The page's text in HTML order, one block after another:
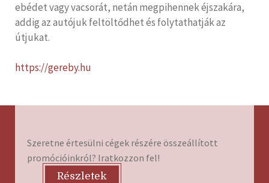
ebédet vagy vacsorát, netán megpihennek éjszakára,
addig az autójuk feltöltődhet és folytathatják az
útjukat.
https://gereby.hu
Szeretne értesülni cégek részére összeállított
promócióinkról? Iratkozzon fel!
Részletek